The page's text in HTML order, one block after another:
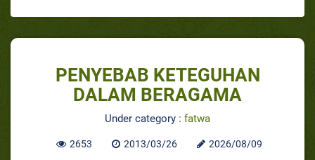
PENYEBAB KETEGUHAN
DALAM BERAGAMA
Under category : fatwa
2653 2013/03/26 2026/08/09